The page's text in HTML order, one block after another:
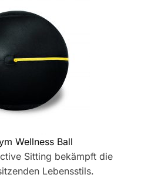
Wellness Ball
Sitting bekämpft die
Lebensstils.